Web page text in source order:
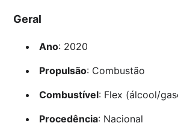
Geral
Ano: 2020
Propulsão: Combustão
Combustível: Flex (álcool/
Procedência: Nacional